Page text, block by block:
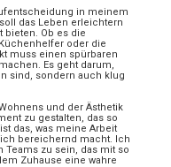
in meinem
das Leben erleichtern
bieten. Ob es die
oder die
muss einen spürbaren
Es geht darum,
sind, sondern auch klug
und der Ästhetik
zu gestalten, das so
das, was meine Arbeit
bereichernd macht. Ich
Teams zu sein, das mit so
Zuhause eine wahre